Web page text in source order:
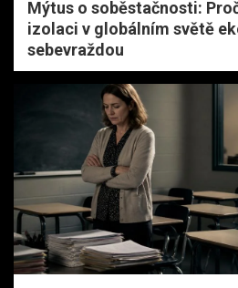
Mýtus o soběstačnosti:
izolaci v globálním světě
sebevraždou